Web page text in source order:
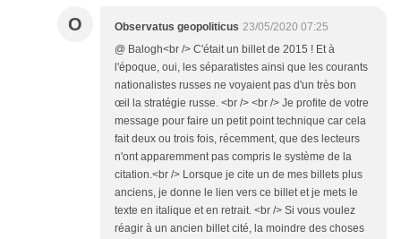
O Observatus geopoliticus 23/05/2020 07:25
@ Balogh<br /> C'était un billet de 2015 ! Et à
l'époque, oui, les séparatistes ainsi que les courants
nationalistes russes ne voyaient pas d'un très bon
œil la stratégie russe. <br /> <br /> Je profite de votre
message pour faire un petit point technique car cela
fait deux ou trois fois, récemment, que des lecteurs
n'ont apparemment pas compris le système de la
citation.<br /> Lorsque je cite un de mes billets plus
anciens, je donne le lien vers ce billet et je mets le
texte en italique et en retrait. <br /> Si vous voulez
réagir à un ancien billet cité, la moindre des choses